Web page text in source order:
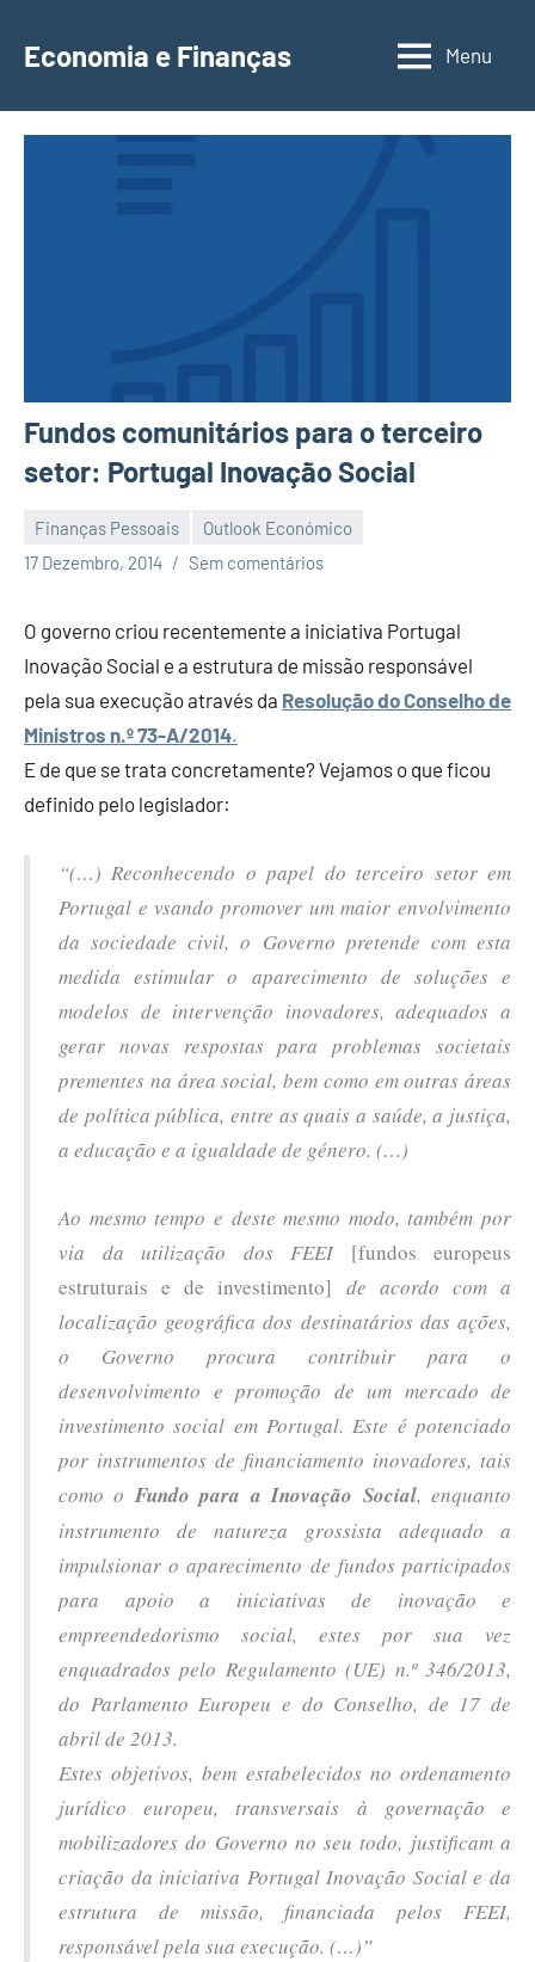
para
conteúdo
Economia e Finanças
Depósitos
Menu
Fundos comunitários para o terceiro
setor: Portugal Inovação Social
Finanças Pessoais
Outlook Económico
17 Dezembro, 2014
Economia
Finanças
Sem comentários
O governo criou recentemente a iniciativa Portugal
Inovação Social e a estrutura de missão responsável
pela sua execução através da Resolução do Conselho de
Ministros n.º 73-A/2014.
E de que se trata concretamente? Vejamos o que ficou
definido pelo legislador:
“(…) Reconhecendo o papel do terceiro setor em
Portugal e vsando promover um maior envolvimento
da sociedade civil, o Governo pretende com esta
medida estimular o aparecimento de soluções e
modelos de intervenção inovadores, adequados a
gerar novas respostas para problemas societais
prementes na área social, bem como em outras áreas
de política pública, entre as quais a saúde, a justiça,
a educação e a igualdade de género. (…)
Ao mesmo tempo e deste mesmo modo, também por
via da utilização dos FEEI [fundos europeus
estruturais e de investimento]
de acordo com a
localização geográfica dos destinatários das ações,
o Governo procura contribuir para o
desenvolvimento e promoção de um mercado de
investimento social em Portugal. Este é potenciado
por instrumentos de financiamento inovadores, tais
como o Fundo para a Inovação Social, enquanto
instrumento de natureza grossista adequado a
impulsionar o aparecimento de fundos participados
para apoio a iniciativas de inovação e
empreendedorismo social, estes por sua vez
enquadrados pelo Regulamento (UE) n.º 346/2013,
do Parlamento Europeu e do Conselho, de 17 de
abril de 2013.
Estes objetivos, bem estabelecidos no ordenamento
jurídico europeu, transversais à governação e
mobilizadores do Governo no seu todo, justificam a
criação da iniciativa Portugal Inovação Social e da
estrutura de missão, financiada pelos FEEI,
responsável pela sua execução. (…)”